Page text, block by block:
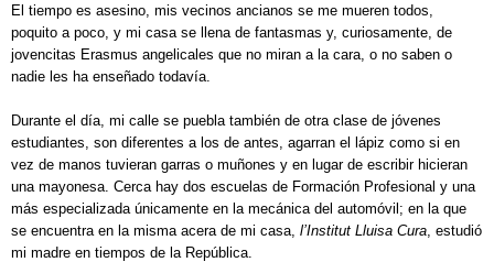
El tiempo es asesino, mis vecinos ancianos se me mueren todos,
poquito a poco, y mi casa se llena de fantasmas y, curiosamente, de
jovencitas Erasmus angelicales que no miran a la cara, o no saben o
nadie les ha enseñado todavía.
Durante el día, mi calle se puebla también de otra clase de jóvenes
estudiantes, son diferentes a los de antes, agarran el lápiz como si en
vez de manos tuvieran garras o muñones y en lugar de escribir hicieran
una mayonesa. Cerca hay dos escuelas de Formación Profesional y una
más especializada únicamente en la mecánica del automóvil; en la que
se encuentra en la misma acera de mi casa, l’Institut Lluisa Cura , estudió
mi madre en tiempos de la República.